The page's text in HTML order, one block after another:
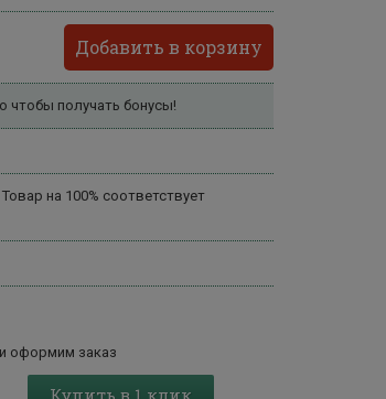
Добавить в корзину
чтобы получать бонусы!
на 100% соответствует
оформим заказ
Купить в 1 клик